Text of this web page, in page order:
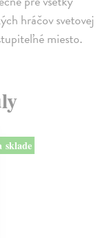
hráčov svetovej
miesto.
sklade